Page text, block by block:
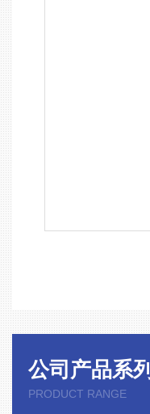
公司产品系列
PRODUCT RANGE